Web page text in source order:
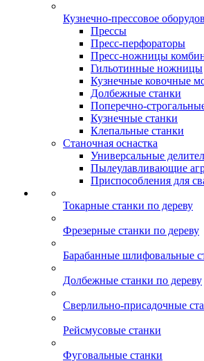
Кузнечно-прессовое
Прессы
Пресс-перфораторы
Пресс-ножницы
Гильотинные ножницы
Кузнечные ковочные
Долбежные станки
Поперечно-
Кузнечные станки
Клепальные станки
Станочная оснастка
Универсальные
Пылеулавливающие
Приспособления для
Токарные станки по дереву
Фрезерные станки по дереву
Барабанные шлифовальные
Долбежные станки по дереву
Сверлильно-присадочные
Рейсмусовые станки
Фуговальные станки